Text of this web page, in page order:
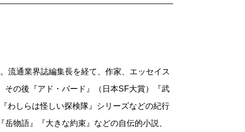
流通業界誌編集長を経て、作家、エッセイス
その後『アド・バード』（日本SF大賞）『武
わしらは怪しい探検隊』シリーズなどの紀行
物語』『大きな約束』などの自伝的小説、